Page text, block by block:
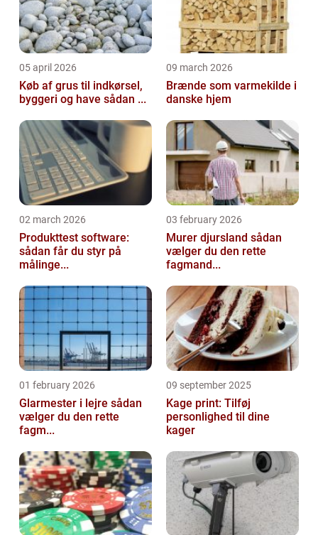
05 april 2026
Køb af grus til indkørsel,
byggeri og have sådan ...
09 march 2026
Brænde som varmekilde i
danske hjem
02 march 2026
Produkttest software:
sådan får du styr på
målinge...
03 february 2026
Murer djursland sådan
vælger du den rette
fagmand...
01 february 2026
Glarmester i lejre sådan
vælger du den rette
fagm...
09 september 2025
Kage print: Tilføj
personlighed til dine
kager